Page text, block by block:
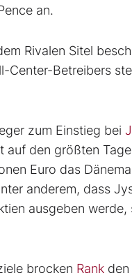
an.
Rivalen Sitel
Center-Betreibers
zum Einstieg bei
auf den größten
Euro das
anderem, dass
ausgeben
brocken Rank